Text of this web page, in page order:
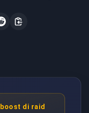
boost di raid